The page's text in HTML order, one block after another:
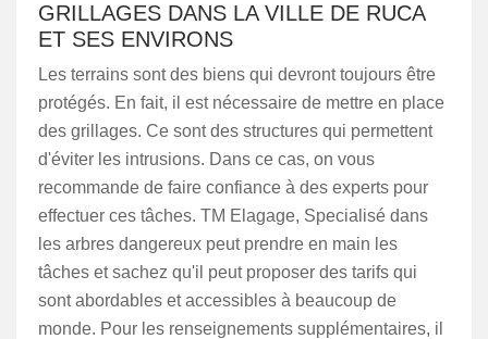
GRILLAGES DANS LA VILLE DE RUCA
ET SES ENVIRONS
Les terrains sont des biens qui devront toujours être
protégés. En fait, il est nécessaire de mettre en place
des grillages. Ce sont des structures qui permettent
d'éviter les intrusions. Dans ce cas, on vous
recommande de faire confiance à des experts pour
effectuer ces tâches. TM Elagage, Specialisé dans
les arbres dangereux peut prendre en main les
tâches et sachez qu'il peut proposer des tarifs qui
sont abordables et accessibles à beaucoup de
monde. Pour les renseignements supplémentaires, il